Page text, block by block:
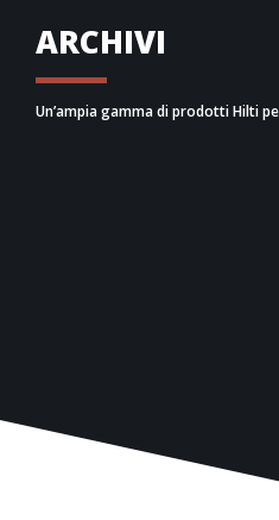
ARCHIVI
Un’ampia gamma di prodotti Hilti